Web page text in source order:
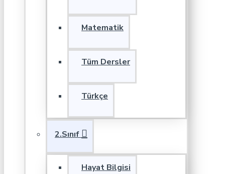
Matematik
Tüm Dersler
Türkçe
2.Sınıf
Hayat Bilgisi